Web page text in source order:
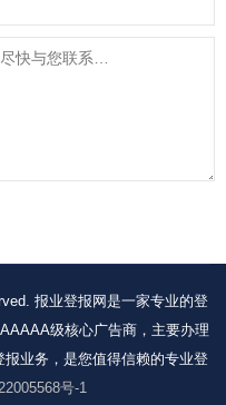
报业登报网是一家专业的登
级核心广告商，主要办理
业务，是您值得信赖的专业登
号-1